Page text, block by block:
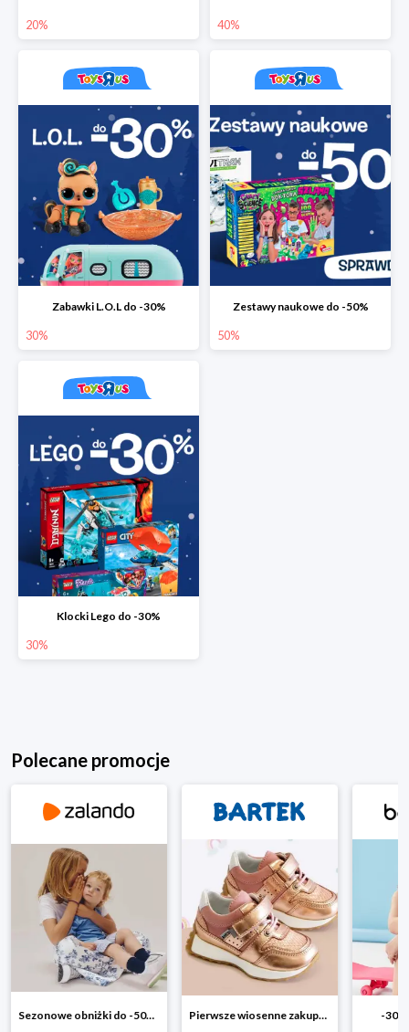
20% 40%
Zabawki L.O.L do -30%
30%
Zestawy naukowe do -50%
50%
Klocki Lego do -30%
30%
Polecane promocje
Pierwsze wiosenne zakupy -20% -30% na wszystko!! -40%